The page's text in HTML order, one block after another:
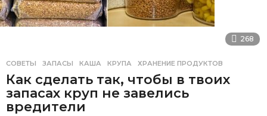
268
СОВЕТЫ ЗАПАСЫ ,КАША ,КРУПА ,ХРАНЕНИЕ ПРОДУКТОВ
Как сделать так, чтобы в твоих
запасах круп не завелись
вредители